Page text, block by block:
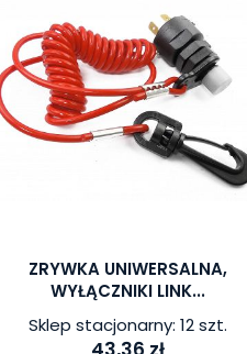
ZRYWKA UNIWERSALNA,
WYŁĄCZNIKI LINK...
Sklep stacjonarny: 12 szt.